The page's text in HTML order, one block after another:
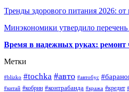
Тренды здорового питания 2026:
Минэкономики утвердило
Время в надежных руках: ремонт
Метки
#blizko #tochka #авто #автобус
#китай #кобрин #контрабанда #кража #кредит